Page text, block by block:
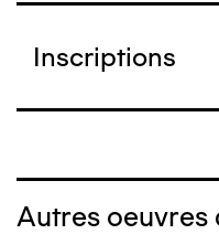
Inscriptions
Autres oeuvres